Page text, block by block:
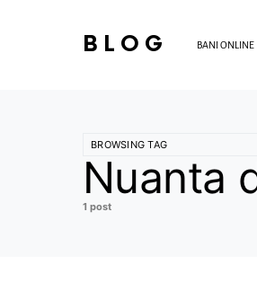
BLOG BANI ONLINE
BROWSING TAG
Nuanta
1 post